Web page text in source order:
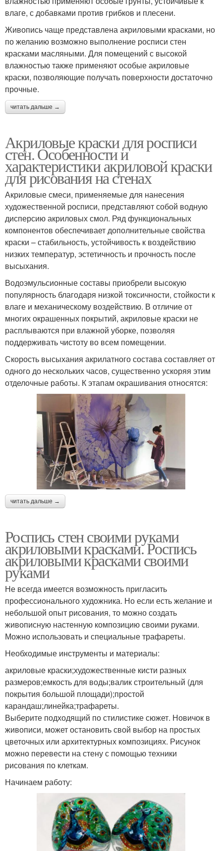
влаге, с добавками против грибков и плесени.
Живопись чаще представлена акриловыми красками, но
по желанию возможно выполнение росписи стен
красками масляными. Для помещений с высокой
влажностью также применяют особые акриловые
краски, позволяющие получать поверхности достаточно
прочные.
читать дальше →
Акриловые краски для росписи
стен. Особенности и
характеристики акриловой краски
для рисования на стенах
Акриловые смеси, применяемые для нанесения
художественной росписи, представляют собой водную
дисперсию акриловых смол. Ряд функциональных
компонентов обеспечивает дополнительные свойства
краски – стабильность, устойчивость к воздействию
низких температур, эстетичность и прочность после
высыхания.
Водоэмульсионные составы приобрели высокую
популярность благодаря низкой токсичности, стойкости к
влаге и механическому воздействию. В отличие от
многих окрашенных покрытий, акриловые краски не
расплываются при влажной уборке, позволяя
поддерживать чистоту во всем помещении.
Скорость высыхания акрилатного состава составляет от
одного до нескольких часов, существенно ускоряя этим
отделочные работы. К этапам окрашивания относятся:
читать дальше →
Роспись стен своими руками
акриловыми красками. Роспись
акриловыми красками своими
руками
Не всегда имеется возможность пригласить
профессионального художника. Но если есть желание и
небольшой опыт рисования, то можно создать
живописную настенную композицию своими руками.
Можно использовать и специальные трафареты.
Необходимые инструменты и материалы:
акриловые краски;художественные кисти разных
размеров;емкость для воды;валик строительный (для
покрытия большой площади);простой
карандаш;линейка;трафареты.
Выберите подходящий по стилистике сюжет. Новичок в
живописи, может остановить свой выбор на простых
цветочных или архитектурных композициях. Рисунок
можно перевести на стену с помощью техники
рисования по клеткам.
Начинаем работу: